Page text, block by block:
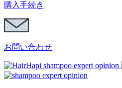
購入手続き
お問い合わせ